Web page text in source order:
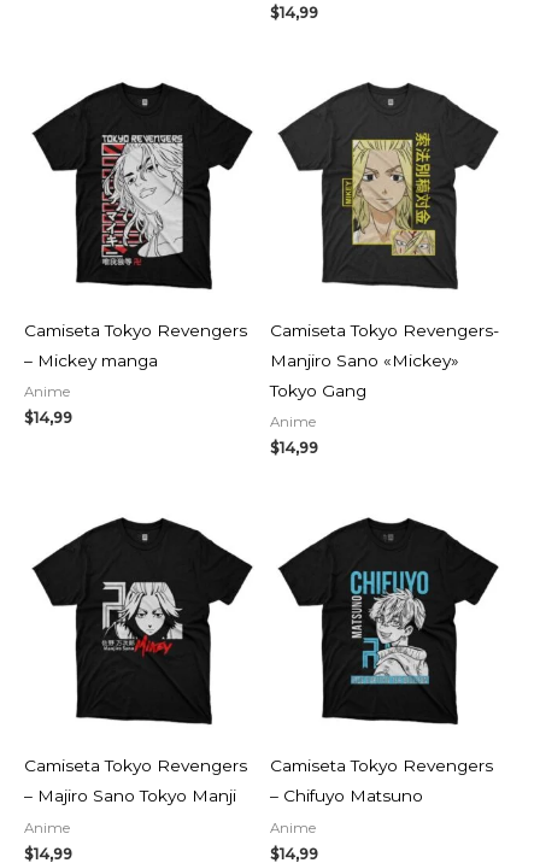
$14,99
Camiseta Tokyo Revengers
– Mickey manga
Anime
$14,99
Camiseta Tokyo Revengers-
Manjiro Sano «Mickey»
Tokyo Gang
Anime
$14,99
Camiseta Tokyo Revengers
– Majiro Sano Tokyo Manji
Anime
$14,99
Camiseta Tokyo Revengers
– Chifuyo Matsuno
Anime
$14,99